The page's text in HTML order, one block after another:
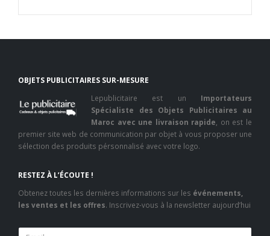
OBJETS PUBLICITAIRES SUR-MESURE
Lepublicitaire est un Importateurs
Spécialiste des Objets Publicitaires au
Maroc avec une livraison rapide , on est le
premier site web de communication par objet à vous proposer une
sélection des produits pérsonnalisé avec votre logo.
RESTEZ À L’ÉCOUTE !
Obtenez toutes les dernières informations sur les événements,
les ventes et les offres. Inscrivez-vous à la newsletter aujourd’hui